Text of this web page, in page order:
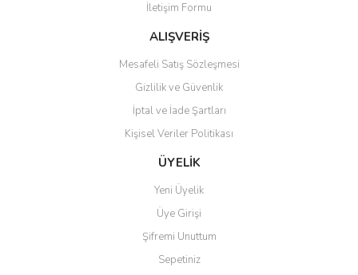
İletişim Formu
ALIŞVERİŞ
Mesafeli Satış Sözleşmesi
Gizlilik ve Güvenlik
İptal ve İade Şartları
Kişisel Veriler Politikası
ÜYELİK
Yeni Üyelik
Üye Girişi
Şifremi Unuttum
Sepetiniz